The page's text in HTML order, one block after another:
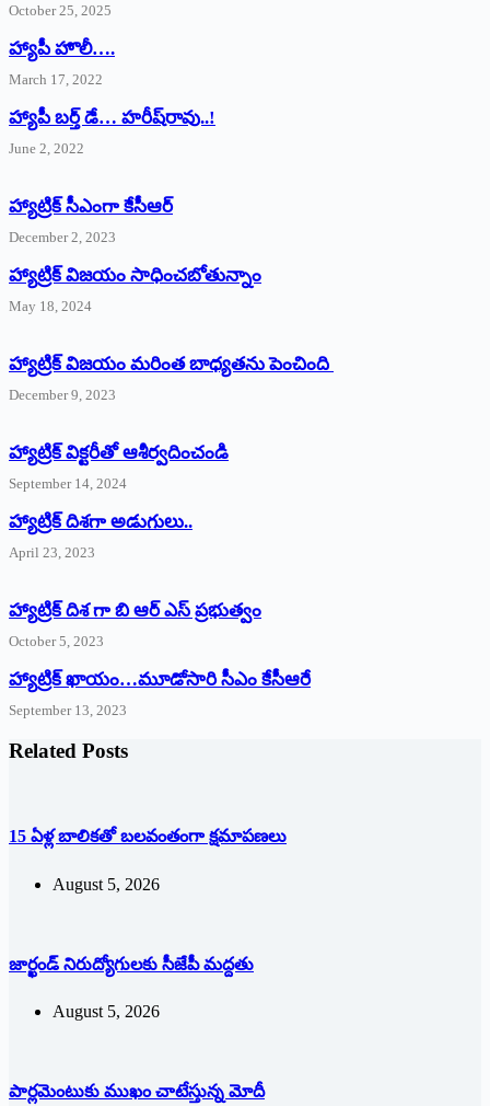
October 25, 2025
హ్యాపీ హొలీ….
March 17, 2022
హ్యాపీ బర్త్ ‌డే… హరీష్‌రావు..!
June 2, 2022
హ్యాట్రిక్‌ ‌సీఎంగా కేసీఆర్‌
December 2, 2023
హ్యాట్రిక్‌ విజయం సాధించబోతున్నాం
May 18, 2024
హ్యాట్రిక్ విజయం మరింత బాధ్యతను పెంచింది
December 9, 2023
హ్యాట్రిక్‌ ‌విక్టరీతో ఆశీర్వదించండి
September 14, 2024
‌హ్యాట్రిక్‌ ‌దిశగా అడుగులు..
April 23, 2023
హ్యాట్రిక్ దిశ గా బి ఆర్ ఎస్ ప్రభుత్వం
October 5, 2023
హ్యాట్రిక్‌ ‌ఖాయం…మూడోసారి సీఎం కేసీఆరే
September 13, 2023
Related Posts
15 ఏళ్ల బాలికతో బలవంతంగా క్షమాపణలు
August 5, 2026
జార్ఖండ్‌ ‌నిరుద్యోగులకు సీజేపీ మద్దతు
August 5, 2026
పార్లమెంటుకు ముఖం చాటేస్తున్న మోదీ